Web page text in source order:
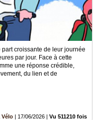
croissante de leur journée
par jour. Face à cette
une réponse crédible,
du lien et de
Vélo | 17/06/2026 | Vu 511210 fois